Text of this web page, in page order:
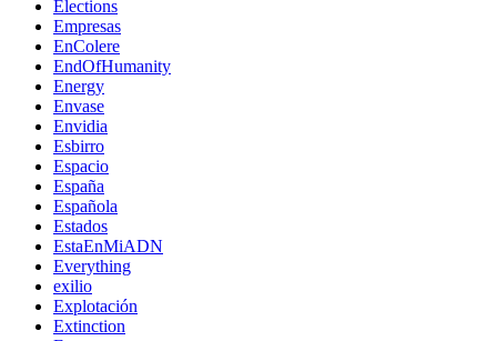
Elections
Empresas
EnColere
EndOfHumanity
Energy
Envase
Envidia
Esbirro
Espacio
España
Española
Estados
EstaEnMiADN
Everything
exilio
Explotación
Extinction